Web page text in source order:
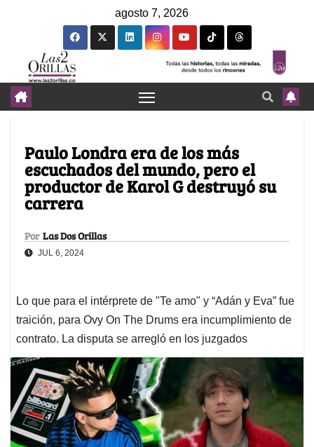
agosto 7, 2026
Paulo Londra era de los más
escuchados del mundo, pero el
productor de Karol G destruyó su
carrera
Por Las Dos Orillas
JUL 6, 2024
Lo que para el intérprete de "Te amo" y “Adán y Eva” fue
traición, para Ovy On The Drums era incumplimiento de
contrato. La disputa se arregló en los juzgados